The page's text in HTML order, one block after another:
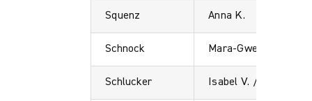
Squenz Anna K.
Schnock Mara-Gwendolin G.
Schlucker Isabel V. / Lara W.